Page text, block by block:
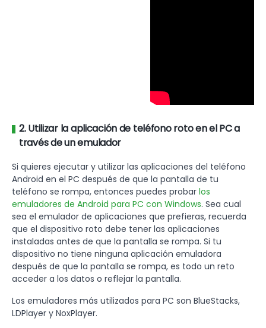
2. Utilizar la aplicación de teléfono roto en el PC a
través de un emulador
Si quieres ejecutar y utilizar las aplicaciones del teléfono
Android en el PC después de que la pantalla de tu
teléfono se rompa, entonces puedes probar los
emuladores de Android para PC con Windows. Sea cual
sea el emulador de aplicaciones que prefieras, recuerda
que el dispositivo roto debe tener las aplicaciones
instaladas antes de que la pantalla se rompa. Si tu
dispositivo no tiene ninguna aplicación emuladora
después de que la pantalla se rompa, es todo un reto
acceder a los datos o reflejar la pantalla.
Los emuladores más utilizados para PC son BlueStacks,
LDPlayer y NoxPlayer.